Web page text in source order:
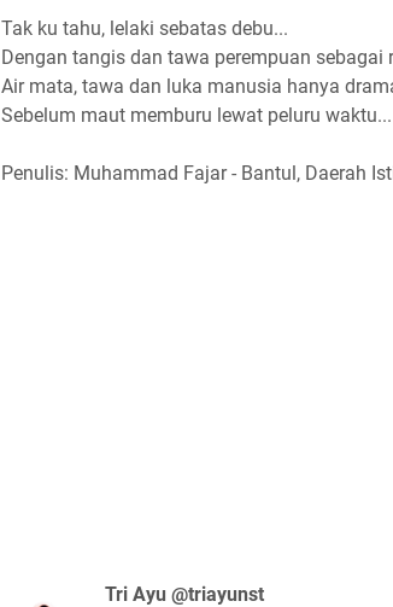
Tak ku tahu, lelaki sebatas debu...
Dengan tangis dan tawa perempuan sebagai
Air mata, tawa dan luka manusia hanya
Sebelum maut memburu lewat peluru waktu...
Penulis: Muhammad Fajar - Bantul, Daerah
Tri Ayu @triayunst